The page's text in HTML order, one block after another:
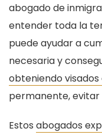
abogado de
entender toda la
puede ayudar a
necesaria y
obteniendo
permanente,
Estos abogados